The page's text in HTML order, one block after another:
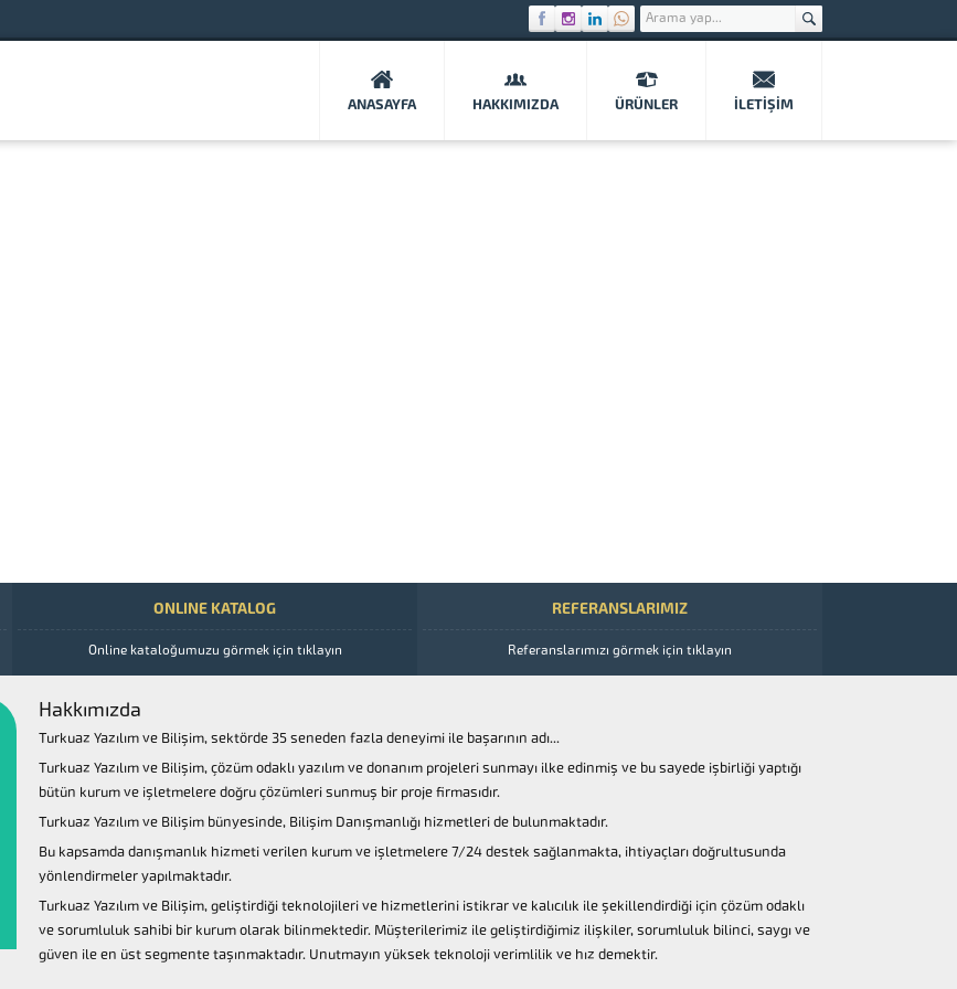
ANASAYFA HAKKIMIZDA ÜRÜNLER İLETIŞIM
ONLINE KATALOG
Online kataloğumuzu görmek için tıklayın
REFERANSLARIMIZ
Referanslarımızı görmek için tıklayın
Hakkımızda
Turkuaz Yazılım ve Bilişim, sektörde 35 seneden fazla deneyimi ile başarının adı...
Turkuaz Yazılım ve Bilişim, çözüm odaklı yazılım ve donanım projeleri sunmayı ilke edinmiş ve bu sayede işbirliği yaptığı
bütün kurum ve işletmelere doğru çözümleri sunmuş bir proje firmasıdır.
Turkuaz Yazılım ve Bilişim bünyesinde, Bilişim Danışmanlığı hizmetleri de bulunmaktadır.
Bu kapsamda danışmanlık hizmeti verilen kurum ve işletmelere 7/24 destek sağlanmakta, ihtiyaçları doğrultusunda
yönlendirmeler yapılmaktadır.
Turkuaz Yazılım ve Bilişim, geliştirdiği teknolojileri ve hizmetlerini istikrar ve kalıcılık ile şekillendirdiği için çözüm odaklı
ve sorumluluk sahibi bir kurum olarak bilinmektedir. Müşterilerimiz ile geliştirdiğimiz ilişkiler, sorumluluk bilinci, saygı ve
güven ile en üst segmente taşınmaktadır. Unutmayın yüksek teknoloji verimlilik ve hız demektir.